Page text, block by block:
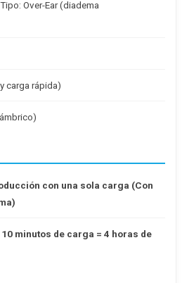
Over-Ear (diadema
carga rápida)
con una sola carga (Con
minutos de carga = 4 horas de